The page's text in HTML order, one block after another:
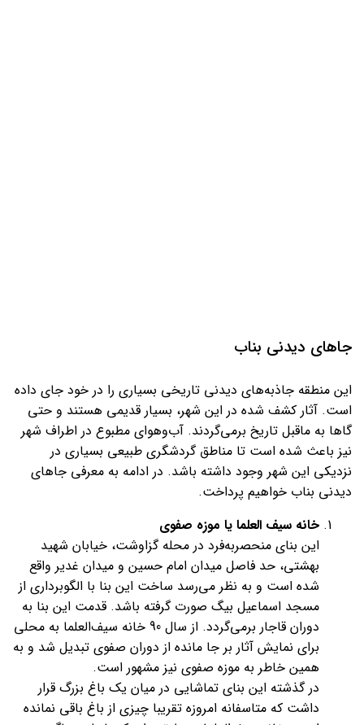
جاهای دیدنی بناب
این منطقه جاذبه‌های دیدنی تاریخی بسیاری را در خود جای داده
است. آثار کشف شده در این شهر، بسیار قدیمی هستند و حتی
گاها به ماقبل تاریخ برمی‌گردند. آب‌وهوای مطبوع در اطراف شهر
نیز باعث شده است تا مناطق گردشگری طبیعی بسیاری در
نزدیکی این شهر وجود داشته باشد. در ادامه به معرفی جاهای
دیدنی بناب خواهیم پرداخت.
خانه سیف العلما یا موزه صفوی
این بنای منحصر‌به‌فرد در محله گزاوشت، خیابان شهید
بهشتی، حد فاصل میدان امام حسین و میدان غدیر واقع
شده است و به نظر می‌رسد ساخت این بنا با الگوبرداری از
مسجد اسماعیل بیگ صورت گرفته باشد. قدمت این بنا به
دوران قاجار برمی‌گردد. از سال 90 خانه سیف‌العلما به محلی
برای نمایش آثار بر جا مانده از دوران صفوی تبدیل شد و به
همین خاطر به موزه صفوی نیز مشهور است.
در گذشته این بنای تماشایی در میان یک باغ بزرگ قرار
داشت که متاسفانه امروزه تقریبا چیزی از باغ باقی نمانده